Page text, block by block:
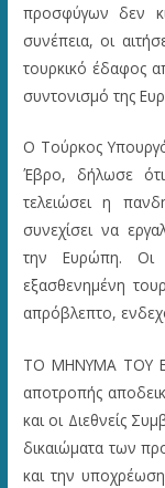
προσφύγων δεν
συνέπεια, οι
τουρκικό έδαφος
συντονισμό της
Ο Τούρκος
Έβρο, δήλωσε ότι
τελειώσει η
συνεχίσει να
την Ευρώπη. Οι
εξασθενημένη
απρόβλεπτο,
ΤΟ ΜΗΝΥΜΑ ΤΟΥ
αποτροπής
και οι Διεθνείς
δικαιώματα των
και την